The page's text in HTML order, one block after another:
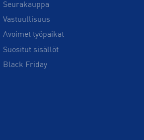
Seurakauppa
Vastuullisuus
Avoimet työpaikat
Suositut sisällöt
Black Friday